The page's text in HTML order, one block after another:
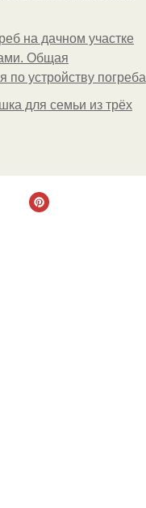
на дачном участке
Общая
по устройству погреба
для семьи из трёх